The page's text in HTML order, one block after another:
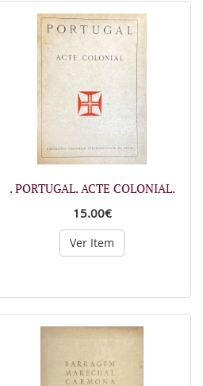
. PORTUGAL. ACTE COLONIAL.
15.00€
Ver Item